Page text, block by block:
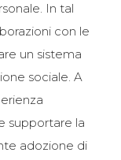
In tal
con le
un sistema
sociale. A
supportare la
adozione di